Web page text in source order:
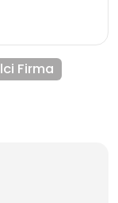
Firma